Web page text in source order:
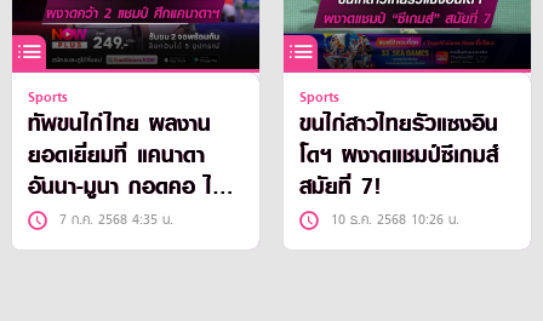
Sports
ทัพขนไก่ไทย ผลงาน
ยอดเยี่ยมที่ แคนาดา
อันนา-มูนา กอดคอ ไต
เติ้ล-เจน คว้าแชมป์
7 ก.ค. 2568 4:35 น.
Sports
ขนไก่สาวไทยรัวแซงอิน
โดฯ ผงาดแชมป์ซีเกมส์
สมัยที่ 7!
10 ธ.ค. 2568 10:26 น.